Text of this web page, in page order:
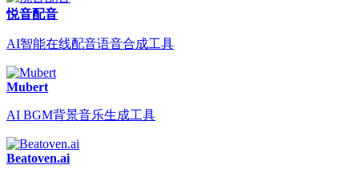
悦音配音
AI智能在线配音语音合成工具
Mubert
AI BGM背景音乐生成工具
Beatoven.ai